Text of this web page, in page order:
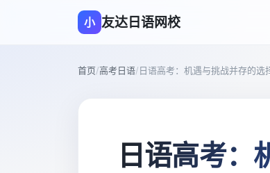
小 友达日语网校
首页/高考日语/日语高考：机遇与挑战并存的选
日语高考：